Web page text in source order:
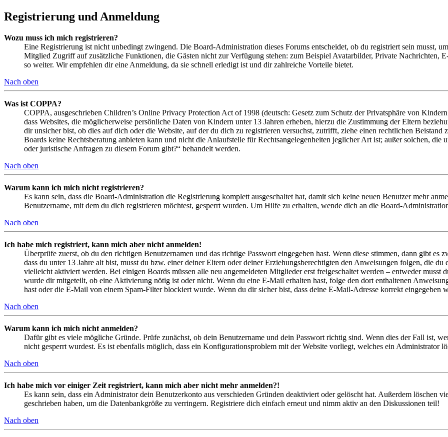
Registrierung und Anmeldung
Wozu muss ich mich registrieren?
Eine Registrierung ist nicht unbedingt zwingend. Die Board-Administration dieses Forums entscheidet, ob du registriert sein musst,
Mitglied Zugriff auf zusätzliche Funktionen, die Gästen nicht zur Verfügung stehen: zum Beispiel Avatarbilder, Private Nachrichten,
so weiter. Wir empfehlen dir eine Anmeldung, da sie schnell erledigt ist und dir zahlreiche Vorteile bietet.
Nach oben
Was ist COPPA?
COPPA, ausgeschrieben Children’s Online Privacy Protection Act of 1998 (deutsch: Gesetz zum Schutz der Privatsphäre von
dass Websites, die möglicherweise persönliche Daten von Kindern unter 13 Jahren erheben, hierzu die Zustimmung der Eltern
dir unsicher bist, ob dies auf dich oder die Website, auf der du dich zu registrieren versuchst, zutrifft, ziehe einen rechtlichen
Boards keine Rechtsberatung anbieten kann und nicht die Anlaufstelle für Rechtsangelegenheiten jeglicher Art ist; außer solchen,
oder juristische Anfragen zu diesem Forum gibt?“ behandelt werden.
Nach oben
Warum kann ich mich nicht registrieren?
Es kann sein, dass die Board-Administration die Registrierung komplett ausgeschaltet hat, damit sich keine neuen Benutzer mehr
Benutzername, mit dem du dich registrieren möchtest, gesperrt wurden. Um Hilfe zu erhalten, wende dich an die Board-
Nach oben
Ich habe mich registriert, kann mich aber nicht anmelden!
Überprüfe zuerst, ob du den richtigen Benutzernamen und das richtige Passwort eingegeben hast. Wenn diese stimmen, dann gibt es
dass du unter 13 Jahre alt bist, musst du bzw. einer deiner Eltern oder deiner Erziehungsberechtigten den Anweisungen folgen, die
vielleicht aktiviert werden. Bei einigen Boards müssen alle neu angemeldeten Mitglieder erst freigeschaltet werden – entweder musst
wurde dir mitgeteilt, ob eine Aktivierung nötig ist oder nicht. Wenn du eine E-Mail erhalten hast, folge den dort enthaltenen
hast oder die E-Mail von einem Spam-Filter blockiert wurde. Wenn du dir sicher bist, dass deine E-Mail-Adresse korrekt eingegeben
Nach oben
Warum kann ich mich nicht anmelden?
Dafür gibt es viele mögliche Gründe. Prüfe zunächst, ob dein Benutzername und dein Passwort richtig sind. Wenn dies der Fall ist,
nicht gesperrt wurdest. Es ist ebenfalls möglich, dass ein Konfigurationsproblem mit der Website vorliegt, welches ein Administrator
Nach oben
Ich habe mich vor einiger Zeit registriert, kann mich aber nicht mehr anmelden?!
Es kann sein, dass ein Administrator dein Benutzerkonto aus verschieden Gründen deaktiviert oder gelöscht hat. Außerdem löschen
geschrieben haben, um die Datenbankgröße zu verringern. Registriere dich einfach erneut und nimm aktiv an den Diskussionen teil!
Nach oben